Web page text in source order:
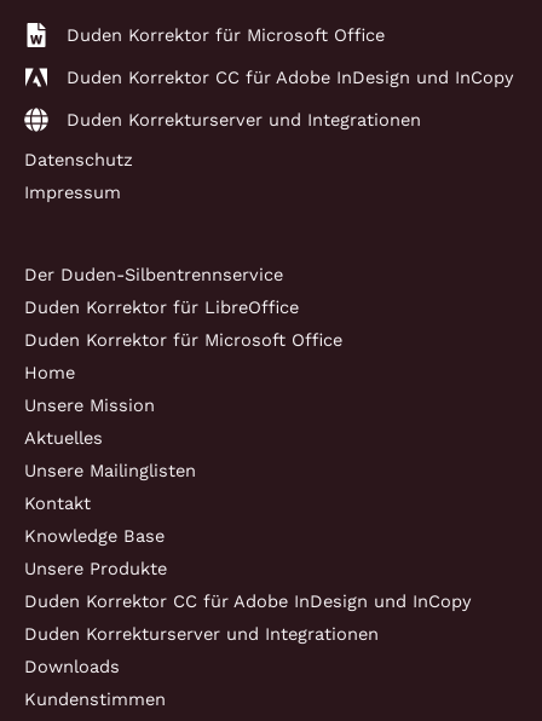
Duden Korrektor für Microsoft Office
Duden Korrektor CC für Adobe InDesign und InCopy
Duden Korrekturserver und Integrationen
Datenschutz
Impressum
Der Duden-Silbentrennservice
Duden Korrektor für LibreOffice
Duden Korrektor für Microsoft Office
Home
Unsere Mission
Aktuelles
Unsere Mailinglisten
Kontakt
Knowledge Base
Unsere Produkte
Duden Korrektor CC für Adobe InDesign und InCopy
Duden Korrekturserver und Integrationen
Downloads
Kundenstimmen